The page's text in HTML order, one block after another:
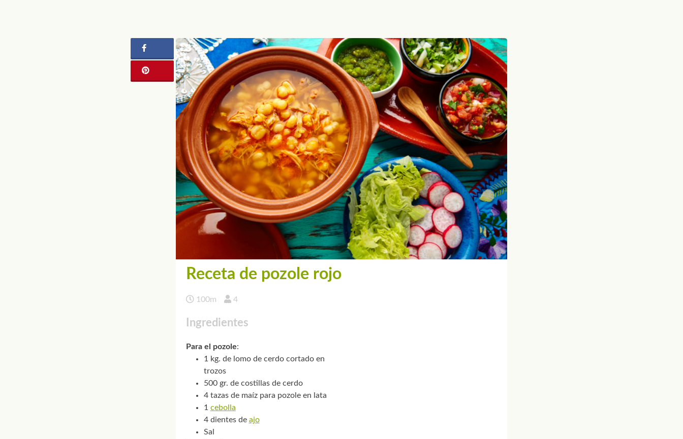
Receta de pozole rojo
100m 4
Ingredientes
Para el pozole:
1 kg. de lomo de cerdo cortado en
trozos
500 gr. de costillas de cerdo
4 tazas de maíz para pozole en lata
1 cebolla
4 dientes de ajo
Sal